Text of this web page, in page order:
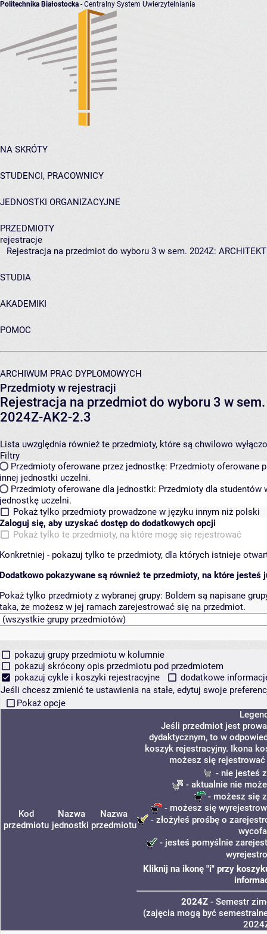
Politechnika Białostocka - Centralny System Uwierzytelniania
NA SKRÓTY
STUDENCI, PRACOWNICY
JEDNOSTKI ORGANIZACYJNE
PRZEDMIOTY
rejestracje
Rejestracja na przedmiot do wyboru 3 w sem. 2024Z:
STUDIA
AKADEMIKI
POMOC
ARCHIWUM PRAC DYPLOMOWYCH
Przedmioty w rejestracji
Rejestracja na przedmiot do wyboru 3 w
2024Z-AK2-2.3
Lista uwzględnia również te przedmioty, które są chwilowo
Filtry
Przedmioty oferowane przez jednostkę: Przedmioty oferowane
innej jednostki uczelni.
Przedmioty oferowane dla jednostki: Przedmioty dla studentów
jednostkę uczelni.
Pokaż tylko przedmioty prowadzone w języku innym niż polski
Zaloguj się, aby uzyskać dostęp do dodatkowych opcji
Pokaż tylko te przedmioty, na które mogę się rejestrować
Konkretniej - pokazuj tylko te przedmioty, dla których istnieje
Dodatkowo pokazywane są również te przedmioty, na które jesteś
Pokaż tylko przedmioty z wybranej grupy: Boldem są napisane
taka, że możesz w jej ramach zarejestrować się na przedmiot.
pokazuj grupy przedmiotu w kolumnie
pokazuj skrócony opis przedmiotu pod przedmiotem
pokazuj cykle i koszyki rejestracyjne
dodatkowe
Jeśli chcesz zmienić te ustawienia na stałe, edytuj swoje
Pokaż opcje
Kod
przedmiotu
Nazwa
jednostki
Nazwa
przedmiotu
Jeśli przedmiot jest
dydaktycznym, to w
koszyk rejestracyjny. Ikona
możesz się
- nie jesteś
- aktualnie nie
- możesz się
- możesz się
- złożyłeś prośbę o
- jesteś pomyślnie
Kliknij na ikonę "i" przy
2024Z - Semestr
(zajęcia mogą być